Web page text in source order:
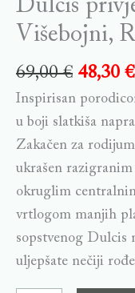
Dulcis
Višebojni,
69,00€ 48,30 €
Inspirisan
u boji slatkiša
Zakačen za
ukrašen
okruglim
vrtlogom manjih
sopstvenog Dulcis
uljepšate nečiji